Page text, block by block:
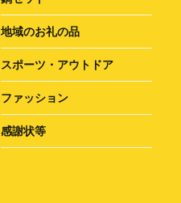
地域のお礼の品
スポーツ・アウトドア
ファッション
感謝状等